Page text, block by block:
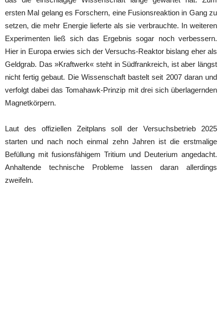
ersten Mal gelang es Forschern, eine Fusionsreaktion in Gang zu
setzen, die mehr Energie lieferte als sie verbrauchte. In weiteren
Experimenten ließ sich das Ergebnis sogar noch verbessern.
Hier in Europa erwies sich der Versuchs-Reaktor bislang eher als
Geldgrab. Das »Kraftwerk« steht in Südfrankreich, ist aber längst
nicht fertig gebaut. Die Wissenschaft bastelt seit 2007 daran und
verfolgt dabei das Tomahawk-Prinzip mit drei sich überlagernden
Magnetkörpern.
Laut des offiziellen Zeitplans soll der Versuchsbetrieb 2025
starten und nach noch einmal zehn Jahren ist die erstmalige
Befüllung mit fusionsfähigem Tritium und Deuterium angedacht.
Anhaltende technische Probleme lassen daran allerdings
zweifeln.